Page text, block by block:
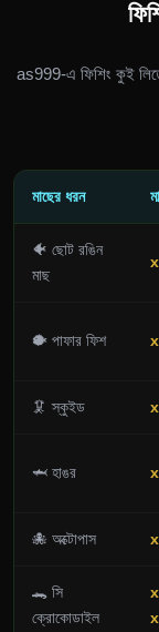
as999-এ ফিশিং কুই লিতে
মাছের ধরন
🐠 ছোট রঙিন
মাছ
🐡 পাফার ফিশ
🦑 স্কুইড
🦈 হাঙর
🐙 অক্টোপাস
🐊 সি
ক্রোকোডাইল